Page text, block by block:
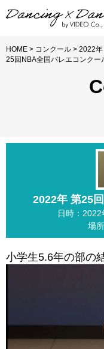
HOME > コンクール > 2022年
25回NBA全国バレエコンクー
2022年 第25
日時：
場
小学生5.6年の部の